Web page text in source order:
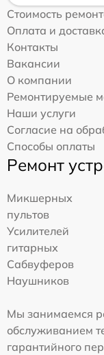
Стоимость
Оплата и
Контакты
Вакансии
О компании
Ремонтируемые
Наши услуги
Согласие на
Способы оплаты
Ремонт
Микшерных
пультов
Усилителей
гитарных
Сабвуферов
Наушников
Мы занимаемся
обслуживанием
гарантийного